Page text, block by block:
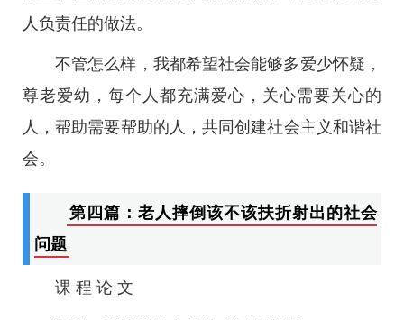
人负责任的做法。
不管怎么样，我都希望社会能够多爱少怀疑，
尊老爱幼，每个人都充满爱心，关心需要关心的
人，帮助需要帮助的人，共同创建社会主义和谐社
会。
第四篇：老人摔倒该不该扶折射出的社会
问题
课 程 论 文